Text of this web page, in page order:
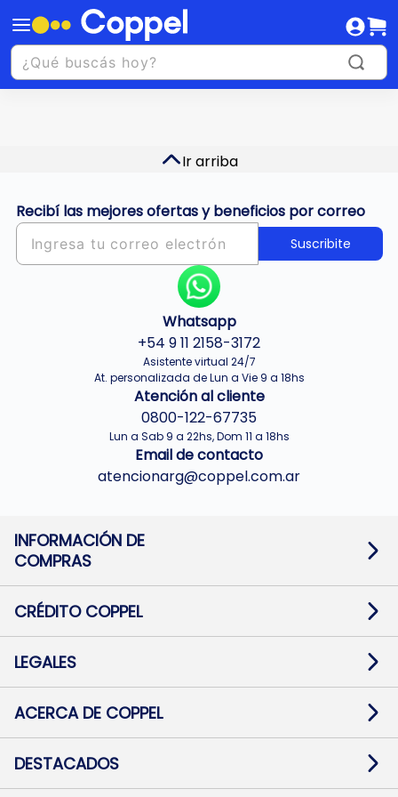
Ir arriba
Recibí las mejores ofertas y beneficios por correo
Suscribite
Whatsapp
+54 9 11 2158-3172
Asistente virtual 24/7
At. personalizada de Lun a Vie 9 a 18hs
Atención al cliente
0800-122-67735
Lun a Sab 9 a 22hs, Dom 11 a 18hs
Email de contacto
atencionarg@coppel.com.ar
INFORMACIÓN DE
COMPRAS
Términos y condiciones
Botón de arrepentimiento
Mapa de sitio
CRÉDITO COPPEL
Solicitar Crédito
Medios de Pago
Pago Fácil Online
LEGALES
Baja contratos
Defensa al consumidor CABA
ACERCA DE COPPEL
Trabajá con Nosotros
Preguntas Frecuentes
DESTACADOS